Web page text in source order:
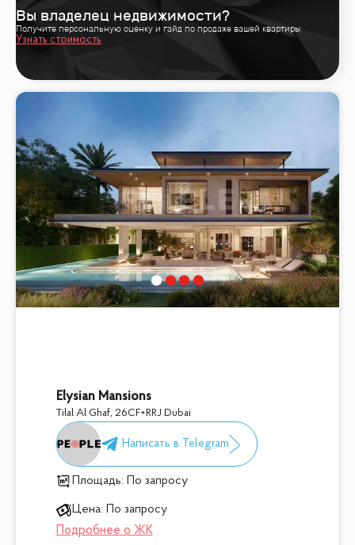
Вы владелец недвижимости?
Получите персональную оценку и гайд по продаже вашей квартиры
Узнать стоимость
Elysian Mansions
Tilal Al Ghaf, 26CF+RRJ Dubai
Площадь: По запросу
Цена: По запросу